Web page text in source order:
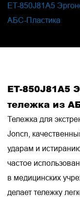
ET-850J81A5
АБС-Пластика
ET-850J81A5
тележка из
Тележка для
Joncn,
ударам и
частое
в медицинских
делает тележку